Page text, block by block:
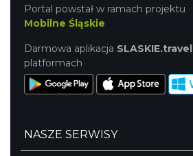
Portal powstał w ramach projektu
Mobilne Śląskie
Darmowa aplikacja SLASKIE.travel
platformach
NASZE SERWISY